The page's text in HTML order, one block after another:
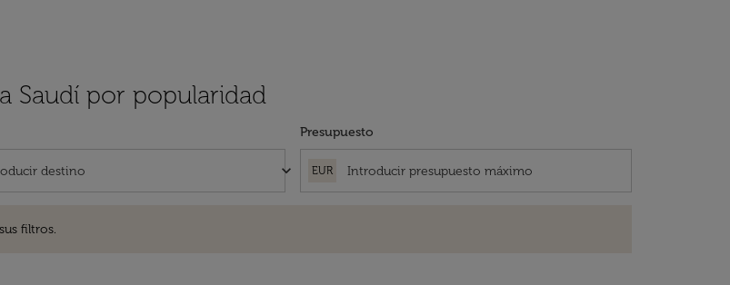
Saudí por popularidad
keyboard_arrow_down
Presupuesto
EUR
filtros.